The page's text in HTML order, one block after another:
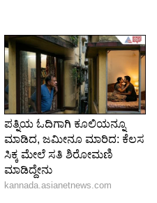
Science) ಬಗ್ಗೆ ತಿಳಿಯಿರಿ
ಜಟಿಲವಾಗಿದೆ ಮತ್ತು
ಅದರ ಮೇಲೆ ಮತ್ತು
ಮೂಲಕ ಅವನ
ಅವರ ಅಸಡ್ಡೆ,